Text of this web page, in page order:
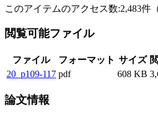
このアイテムのアクセス数:2,483件
閲覧可能ファイル
ファイル フォーマット サイズ
20_p109-117 pdf 608 KB
論文情報